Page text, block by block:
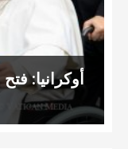
أوكرانيا: